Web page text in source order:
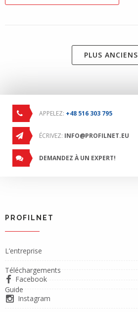
PLUS ANCIENS
APPELEZ: +48 516 303 795
ÉCRIVEZ: INFO@PROFILNET.EU
DEMANDEZ À UN EXPERT!
PROFILNET
L’entreprise
Téléchargements
Guide
Facebook
Instagram